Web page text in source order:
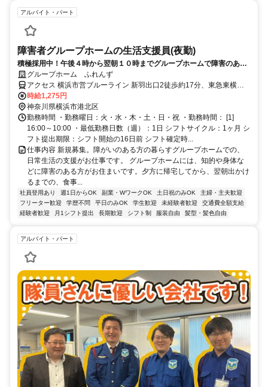
アルバイト・パート
障害者グループホームの生活支援員(夜勤)
積極採用中！午後４時から翌朝１０時までグループホームで障害のある
方の支援の仕事、意欲のある方大歓迎。
グループホーム ふれんず
アクセス 横浜市営ブルーライン 新羽出口2徒歩約17分、東急東横線
綱島西口徒歩約19分
時給1,275円
神奈川県横浜市港北区
勤務時間 ・勤務曜日：火・水・木・土・日・祝 ・勤務時間： [1]
16:00～10:00 ・最低勤務日数（週）：1日 シフトサイクル：1ヶ月 シ
フト提出期限：シフト開始の16日前 シフト確定時...
仕事内容 新規募集。障がいのある方の暮らすグループホームでの、
日常生活の支援がお仕事です。 グループホームには、知的や身体な
どに障害のある方がお住まいです。夕方に帰宅してから、翌朝出かけ
るまでの、食事...
社員登用あり 週1日からOK 副業・WワークOK 土日祝のみOK
主婦・主夫歓迎
フリーター歓迎
学歴不問 平日のみOK 学生歓迎 未経験者歓迎
交通費全額支給
経験者歓迎
月1シフト提出 長期歓迎 シフト制 服装自由 髪型・髪色自由
アルバイト・パート